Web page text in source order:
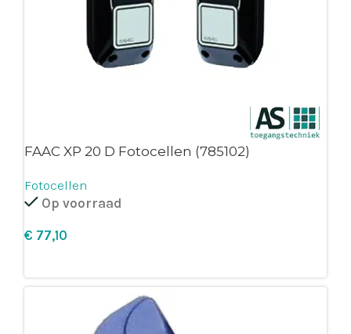
FAAC XP 20 D Fotocellen (785102)
Fotocellen
Op voorraad
€